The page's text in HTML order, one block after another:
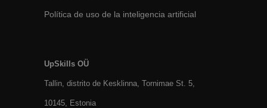
Política de uso de la inteligencia artificial
UpSkills OÜ
Tallin, distrito de Kesklinna, Tornimаe St. 5,
10145, Estonia